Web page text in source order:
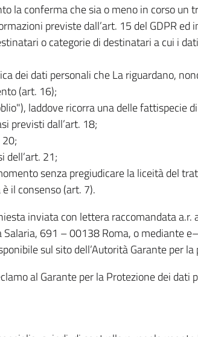
la conferma che sia o meno in corso un
previste dall’art. 15 del GDPR
o categorie di destinatari a cui i
dei dati personali che La riguardano,
(art. 16);
laddove ricorra una delle fattispecie
previsti dall’art. 18;
dell’art. 21;
senza pregiudicare la liceità del
il consenso (art. 7).
inviata con lettera raccomandata a.r.
691 – 00138 Roma, o mediante
sul sito dell’Autorità Garante per
al Garante per la Protezione dei